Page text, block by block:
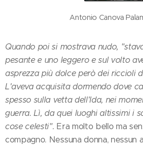
Antonio Canova
Quando poi si mostrava nudo,
pesante e uno leggero e sul volto
asprezza più dolce però dei riccioli
L'aveva acquisita dormendo dove
spesso sulla vetta dell'Ida, nei
guerra. Lì, da quei luoghi altissimi i
cose celesti".Era molto bello ma
compagno. Nessuna donna, nessun